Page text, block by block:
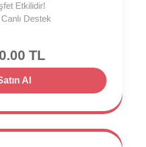
Etkilidir!
Destek
TL
Al